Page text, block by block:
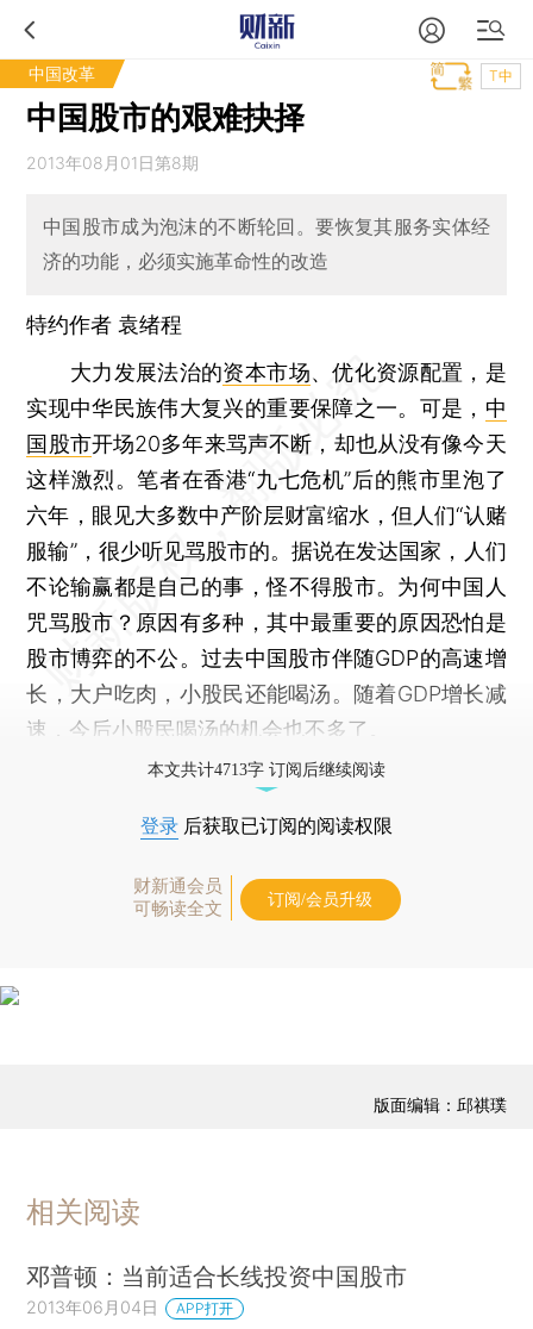
中国改革 T中
中国股市的艰难抉择
2013年08月01日第8期
中国股市成为泡沫的不断轮回。要恢复其服务实体经
济的功能，必须实施革命性的改造
特约作者 袁绪程
大力发展法治的资本市场、优化资源配置，是
实现中华民族伟大复兴的重要保障之一。可是， 中
国股市开场20多年来骂声不断，却也从没有像今天
这样激烈。笔者在香港“九七危机”后的熊市里泡了
六年，眼见大多数中产阶层财富缩水，但人们“认赌
服输”，很少听见骂股市的。据说在发达国家，人们
不论输赢都是自己的事，怪不得股市。为何中国人
咒骂股市？原因有多种，其中最重要的原因恐怕是
股市博弈的不公。过去中国股市伴随GDP的高速增
长，大户吃肉，小股民还能喝汤。随着GDP增长减
速，今后小股民喝汤的机会也不多了。
本文共计4713字 订阅后继续阅读
登录 后获取已订阅的阅读权限
财新通会员
可畅读全文
订阅/会员升级
版面编辑：邱祺璞
相关阅读
邓普顿：当前适合长线投资中国股市
2013年06月04日 APP打开